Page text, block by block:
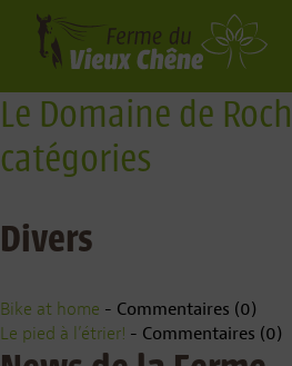
Le Domaine de
catégories
Divers
Bike at home - Commentaires (0)
Le pied à l’étrier! - Commentaires (0)